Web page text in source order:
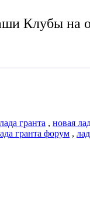
Клубы на
гранта , новая
гранта форум ,